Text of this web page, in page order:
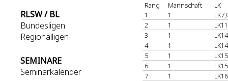
RLSW / BL
Bundesligen
Regionalligen
SEMINARE
Seminarkalender
Rang Mannschaft
LK
1
1
2
1
3
1
4
1
5
1
6
1
7
1